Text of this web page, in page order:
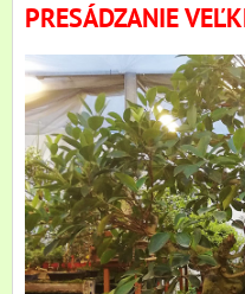
PRESÁDZANIE